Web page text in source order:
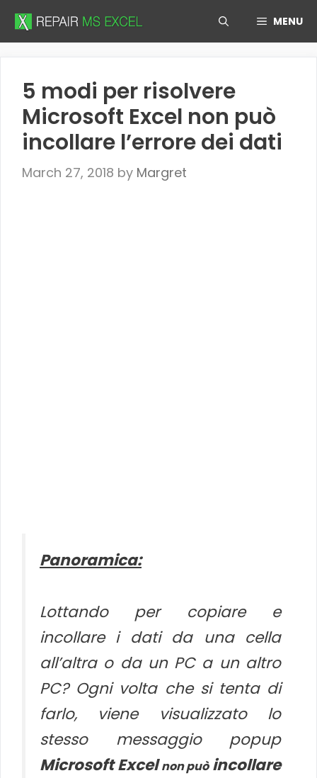
Skip
MENU
5 modi per risolvere
Microsoft Excel non può
incollare l’errore dei dati
March 27, 2018 by Margret
Panoramica:
Lottando per copiare e
incollare i dati da una cella
all’altra o da un PC a un altro
PC? Ogni volta che si tenta di
farlo, viene visualizzato lo
stesso messaggio popup
Microsoft Excelnon puòincollare